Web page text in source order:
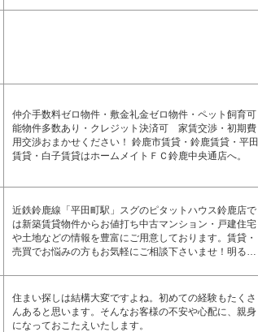
仲介手数料ゼロ物件・敷金礼金ゼロ物件・ペット飼育可
能物件多数あり・クレジット決済可 家賃交渉・初期費
用交渉おまかせください！ 鈴鹿市賃貸・鈴鹿賃貸・平田
賃貸・白子賃貸はホームメイトＦＣ鈴鹿中央通店へ。
近鉄鈴鹿線「平田町駅」スグのピタットハウス鈴鹿店で
は新築賃貸物件からお値打ち中古マンション・戸建住宅
や土地などの情報を豊富にご用意しております。賃貸・
売買でお悩みの方もお気軽にご相談下さいませ！明る…
住まい探しは結構大変ですよね。初めての経験もたくさ
んあると思います。そんなお客様の不安や心配に、親身
になっておこたえいたします。